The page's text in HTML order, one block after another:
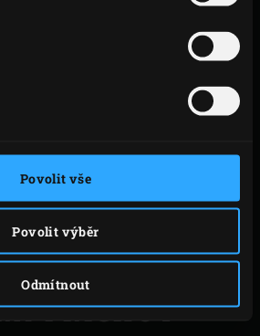
Povolit vše
Povolit výběr
Odmítnout
způsob, jak připravit steak je
tak bude chutnat většině hostů .
i jinou variantu, podívejte se na
PŘÍCHUŤ